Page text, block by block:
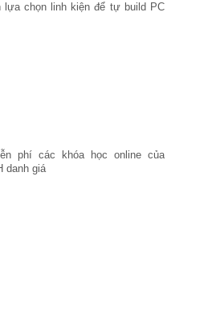
lựa chọn linh kiện để tự build PC
phí các khóa học online của
danh giá